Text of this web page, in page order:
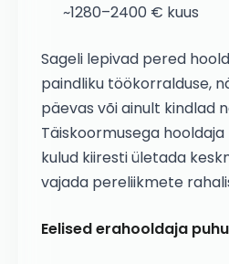
~1280–2400 € kuus
Sageli lepivad pered
paindliku töökorralduse,
päevas või ainult kindlad
Täiskoormusega
kulud kiiresti ületada
vajada pereliikmete
Eelised erahooldaja